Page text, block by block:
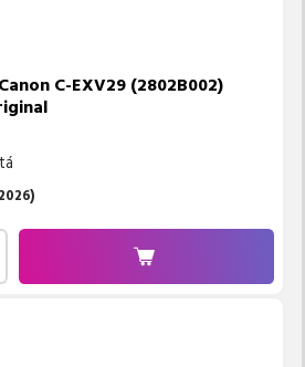
C-EXV29 (2802B002)
)